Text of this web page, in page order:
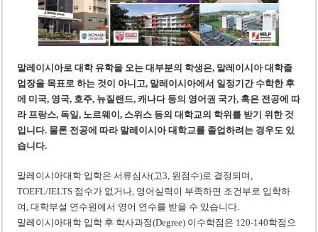
베트남 세무당국, 납세자 정보 공개 기준·절차 명확화
말레이시아로 대학 유학을 오는 대부분의 학생은, 말레이시아 대학졸
업장을 목표로 하는 것이 아니고, 말레이시아에서 일정기간 수학한 후
에 미국, 영국, 호주, 뉴질랜드, 캐나다 등의 영어권 국가, 혹은 전공에 따
라 프랑스, 독일, 노르웨이, 스위스 등의 대학교의 학위를 받기 위한 것
입니다. 물론 전공에 따라 말레이시아 대학교를 졸업하려는 경우도 있
습니다.
말레이시아대학 입학은 서류심사(고3, 원점수)로 결정되며,
TOEFL/IELTS 점수가 없거나, 영어실력이 부족하면 조건부로 입학하
여, 대학부설 연수원에서 영어 연수를 받을 수 있습니다.
말레이시아대학 입학 후 학사과정(Degree) 이수학점은 120-140학점으